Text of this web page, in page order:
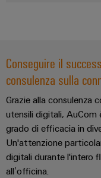
e
prodotti
per
sistemi
di
stoccaggio
energetico
(ESS)
AI
Accesso
remoto
dei
servizi
Conseguire il
consulenza sulla
Grazie alla consulenza
utensili digitali, AuCom
grado di efficacia in
Un'attenzione
digitali durante l'intero
all’officina.